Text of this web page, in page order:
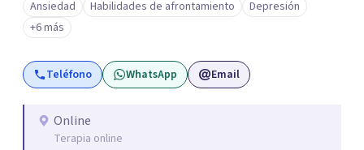
importancia de construir juntos herramientas que
fortalezcan el bienestar, la autonomía y el sentido de
vida. Será un gusto acompañarte en este proceso. Quedo
atento para resolver cualquier duda y acordar una cita. Un
Ansiedad Habilidades de afrontamiento
Depresión
+6 más
Teléfono WhatsApp Email
Online
Terapia online